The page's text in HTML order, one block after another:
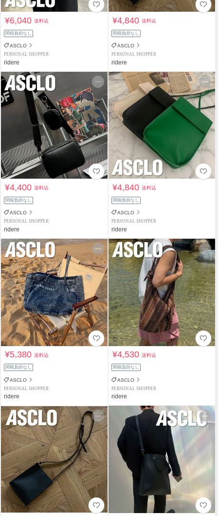
¥6,040送料込
関税負担なし
ASCLO
PERSONAL SHOPPER
ridere
¥4,840送料込
関税負担なし
ASCLO
PERSONAL SHOPPER
ridere
¥4,400送料込
関税負担なし
ASCLO
PERSONAL SHOPPER
ridere
¥4,840送料込
関税負担なし
ASCLO
PERSONAL SHOPPER
ridere
¥5,380送料込
関税負担なし
ASCLO
PERSONAL SHOPPER
ridere
¥4,530送料込
関税負担なし
ASCLO
PERSONAL SHOPPER
ridere